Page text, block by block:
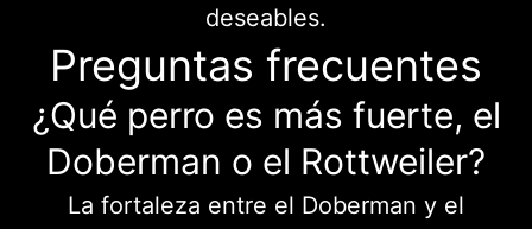
deseables.
Preguntas frecuentes
¿Qué perro es más fuerte, el
Doberman o el Rottweiler?
La fortaleza entre el Doberman y el